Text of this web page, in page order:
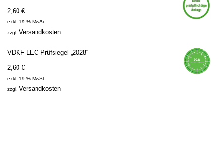
2,60 €
exkl. 19 % MwSt.
zzgl. Versandkosten
VDKF-LEC-Prüfsiegel „2028“
2,60 €
exkl. 19 % MwSt.
zzgl. Versandkosten